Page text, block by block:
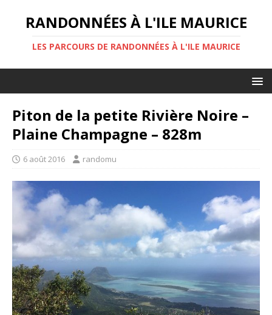
RANDONNÉES À L'ILE MAURICE
LES PARCOURS DE RANDONNÉES À L'ILE MAURICE
Piton de la petite Rivière Noire –
Plaine Champagne – 828m
6 août 2016 randomu